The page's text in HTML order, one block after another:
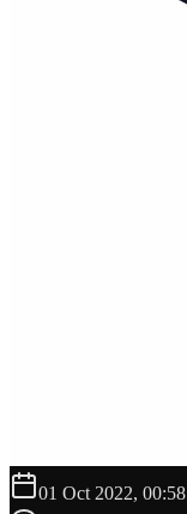
01 Oct 2022, 00:58